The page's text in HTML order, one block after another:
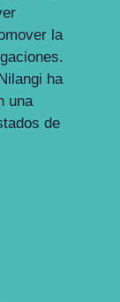
la
ha
una
de